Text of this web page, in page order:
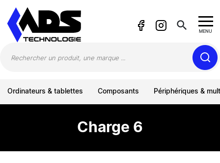
search MENU
Ordinateurs & tablettes Composants Périphériques &
Charge 6